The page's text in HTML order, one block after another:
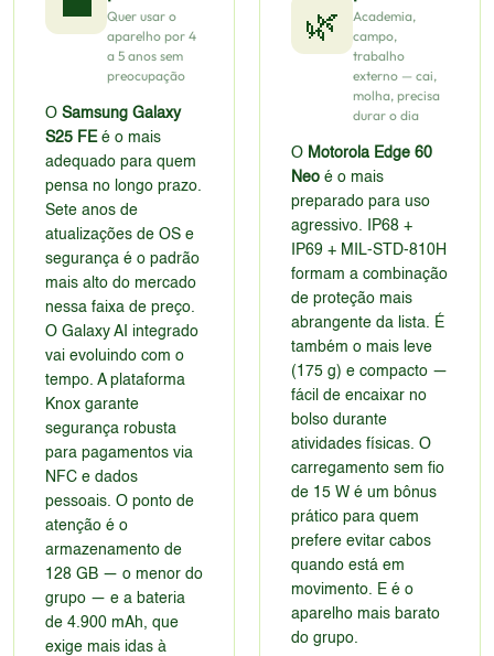
Quer usar o
aparelho por 4
a 5 anos sem
preocupação
O Samsung Galaxy
S25 FEé o mais
adequado para quem
pensa no longo prazo.
Sete anos de
atualizações de OS e
segurança é o padrão
mais alto do mercado
nessa faixa de preço.
O Galaxy AI integrado
vai evoluindo com o
tempo. A plataforma
Knox garante
segurança robusta
para pagamentos via
NFC e dados
pessoais. O ponto de
atenção é o
armazenamento de
128 GB — o menor do
grupo — e a bateria
de 4.900 mAh, que
exige mais idas à
🌿
Academia,
campo,
trabalho
externo — cai,
molha, precisa
durar o dia
O Motorola Edge 60
Neo é o mais
preparado para uso
agressivo. IP68 +
IP69 + MIL-STD-810H
formam a combinação
de proteção mais
abrangente da lista. É
também o mais leve
(175 g) e compacto —
fácil de encaixar no
bolso durante
atividades físicas. O
carregamento sem fio
de 15 W é um bônus
prático para quem
prefere evitar cabos
quando está em
movimento. E é o
aparelho mais barato
do grupo.